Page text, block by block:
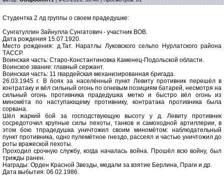
Студентка 2 лд группы о своем прадедушке:
Сунгатуллин Зайнулла Сунгатович - участник ВОВ.
Дата рождения 15.07.1920.
Место рождения: д.Тат. Наратлы Луковского сельпо Нурлатского района
ТАССР.
Воинская часть: Старо-Константиновка Каменец-Подольской области.
Воинское звание: главный сержант.
Воинская часть: 11 гвардейская механизированная бригада.
26.03.1945 г. В боях за населённый пункт Левиту противник перешёл в
контратаку и вёл сильный огонь по огневым позициям батарей, несмотря на
сильный огонь противника прадедушка метко и быстро вёл огонь из
миномёта по наступающему противнику, контратака противника была
сорвана.
Шёл жаркий бой за господствующую высоту у д. Левиту противник
сосредоточил крупные силы пехоты, танков и самоходной артиллерии, в
этом бою тпрадедушка уничтожил своим миномётом: наблюдательный
пункт противника, одно пулемётное гнездо, рассеял и частью уничтожил до
роты вражеской пехоты.
Проходил срочную службу, когда началась война. Прошёл всю войну, был
трижды ранен.
Награды: Орден Красной Звезды, медали за взятие Берлина, Праги и др.
Дата выбытия: 06.02.1986.